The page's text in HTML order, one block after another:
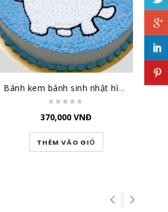
Bánh kem bánh sinh nhật hình chú chó dễ thương BK031
370,000 VNĐ
THÊM VÀO GIỎ